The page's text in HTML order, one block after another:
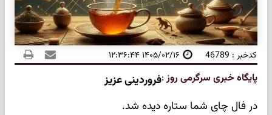
کدخبر : 46789 ۱۴۰۵/۰۲/۱۶ ۱۲:۳۶:۴۴
پایگاه خبری سرگرمی روز:فروردینی عزیز
در فال چای شما ستاره دیده شد.